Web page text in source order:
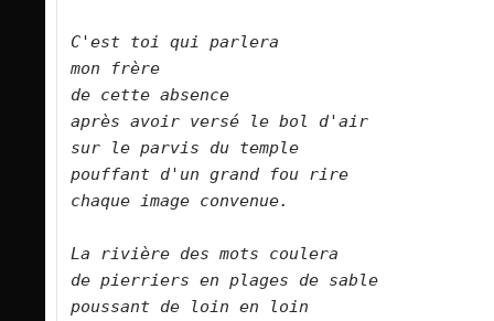
C'est toi qui parlera
mon frère
de cette absence
après avoir versé le bol d'air
sur le parvis du temple
pouffant d'un grand fou rire
chaque image convenue.
La rivière des mots coulera
de pierriers en plages de sable
poussant de loin en loin